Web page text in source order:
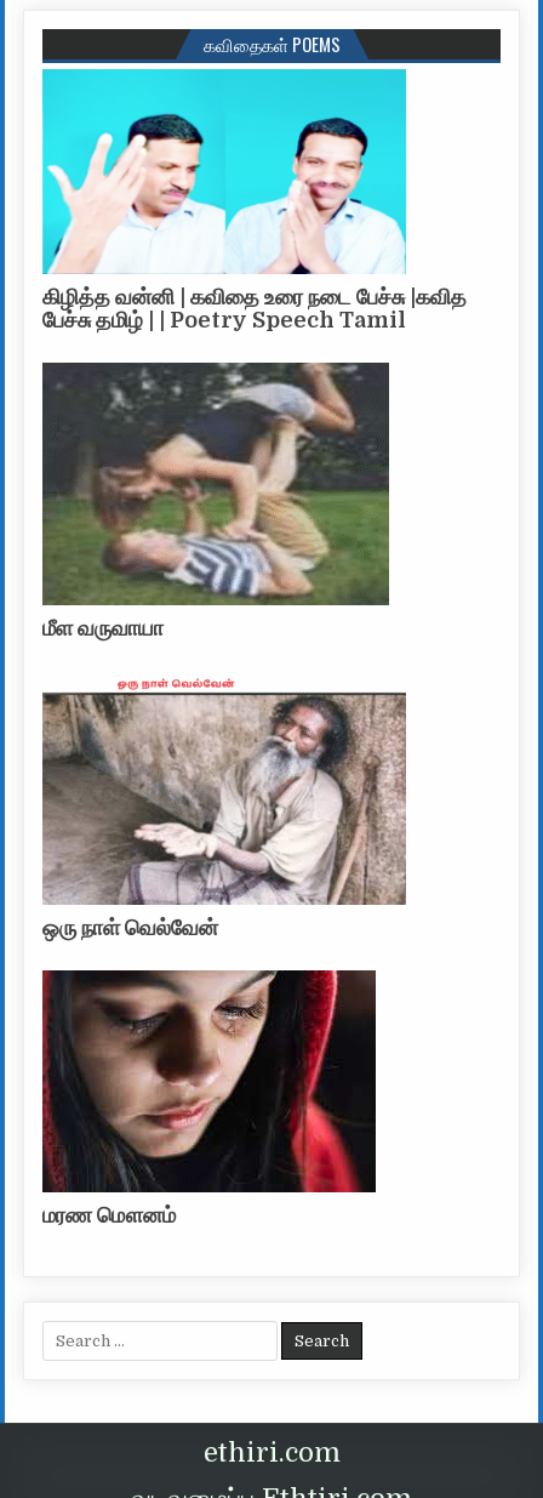
கவிதைகள் POEMS
கிழித்த வன்னி | கவிதை உரை நடை பேச்சு |கவித
பேச்சு தமிழ் | | Poetry Speech Tamil
மீள வருவாயா
ஒரு நாள் வெல்வேன்
மரண மௌனம்
Search for:
ethiri.com